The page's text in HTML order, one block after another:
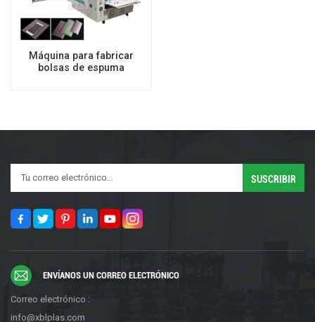
Máquina para fabricar
bolsas de espuma
ENVÍANOS UN CORREO ELECTRÓNICO
Correo electrónico :
info@xblplas.com